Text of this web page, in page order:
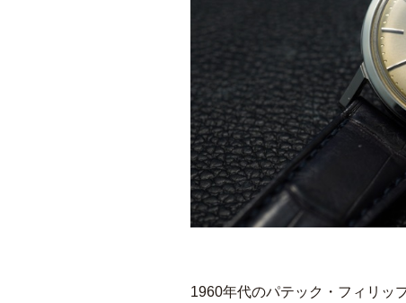
1960年代のパテック・フィリッ